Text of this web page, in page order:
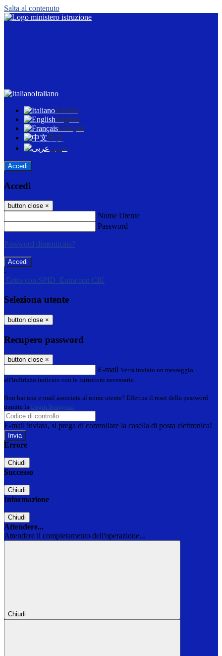
Salta al contenuto
Italiano
Italiano
English
Français
中文
عربى
Accedi
Accedi
button close ×
Nome Utente
Password
Password dimenticata?
-
Entra con SPID
Entra con CIE
Seleziona utente
button close ×
Recupero password
button close ×
E-mail Verrà inviato un messaggio
all'indirizzo indicato con le istruzioni necessarie.
Non hai una e-mail associata al nome utente? Effettua il reset della password
tramite la Login Spaggiari
E-mail inviata, si prega di controllare la casella di posta elettronica!
Errore
Chiudi
Successo
Chiudi
Informazione
Chiudi
Attendere...
Attendere il completamento dell'operazione...
Chiudi